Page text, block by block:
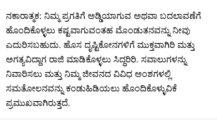
ನಕಾರಾತ್ಮಕ: ನಿಮ್ಮ ಪ್ರಗತಿಗೆ ಅಡ್ಡಿಯಾಗುವ ಅಥವಾ ಬದಲಾವಣೆಗೆ
ಹೊಂದಿಕೊಳ್ಳಲು ಕಷ್ಟವಾಗುವಂತಹ ಮೊಂಡುತನವನ್ನು ನೀವು
ಎದುರಿಸಬಹುದು. ಹೊಸ ದೃಷ್ಟಿಕೋನಗಳಿಗೆ ಮುಕ್ತವಾಗಿರಿ ಮತ್ತು
ಅಗತ್ಯವಿದ್ದಾಗ ರಾಜಿ ಮಾಡಿಕೊಳ್ಳಲು ಸಿದ್ಧರಿರಿ. ಸವಾಲುಗಳನ್ನು
ನಿವಾರಿಸಲು ಮತ್ತು ನಿಮ್ಮ ಜೀವನದ ವಿವಿಧ ಅಂಶಗಳಲ್ಲಿ
ಸಮತೋಲನವನ್ನು ಕಂಡುಹಿಡಿಯಲು ಹೊಂದಿಕೊಳ್ಳುವಿಕೆ
ಪ್ರಮುಖವಾಗಿರುತ್ತದೆ.